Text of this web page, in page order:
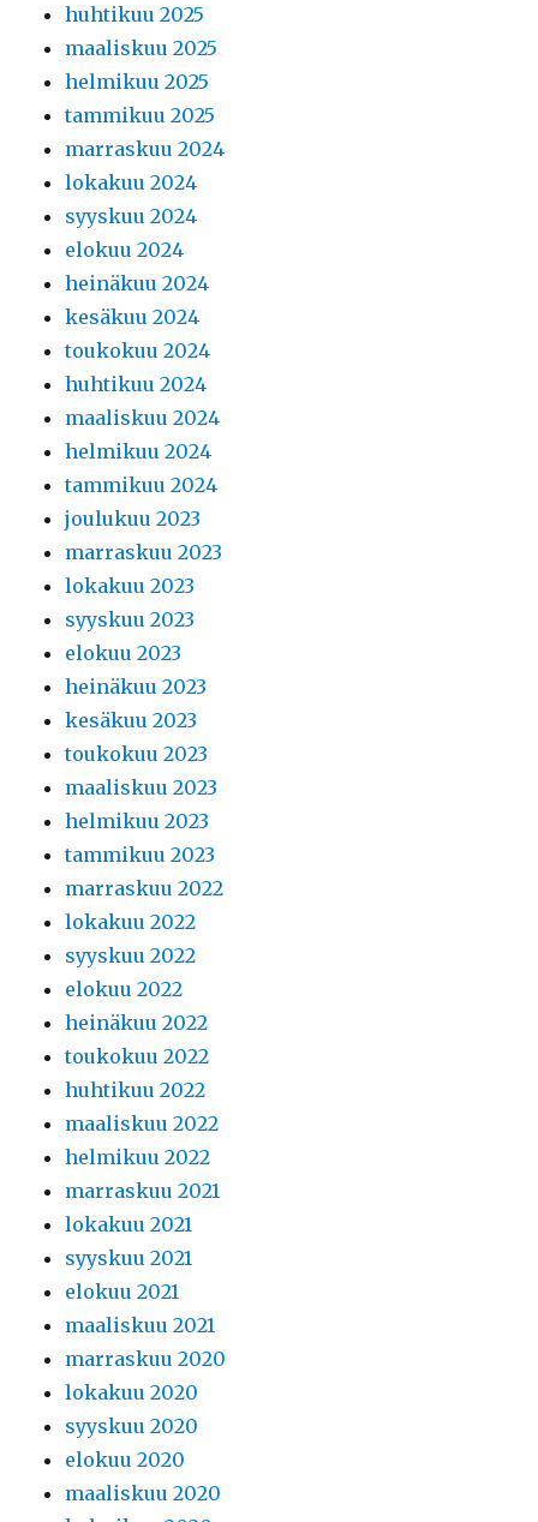
huhtikuu 2025
maaliskuu 2025
helmikuu 2025
tammikuu 2025
marraskuu 2024
lokakuu 2024
syyskuu 2024
elokuu 2024
heinäkuu 2024
kesäkuu 2024
toukokuu 2024
huhtikuu 2024
maaliskuu 2024
helmikuu 2024
tammikuu 2024
joulukuu 2023
marraskuu 2023
lokakuu 2023
syyskuu 2023
elokuu 2023
heinäkuu 2023
kesäkuu 2023
toukokuu 2023
maaliskuu 2023
helmikuu 2023
tammikuu 2023
marraskuu 2022
lokakuu 2022
syyskuu 2022
elokuu 2022
heinäkuu 2022
toukokuu 2022
huhtikuu 2022
maaliskuu 2022
helmikuu 2022
marraskuu 2021
lokakuu 2021
syyskuu 2021
elokuu 2021
maaliskuu 2021
marraskuu 2020
lokakuu 2020
syyskuu 2020
elokuu 2020
maaliskuu 2020